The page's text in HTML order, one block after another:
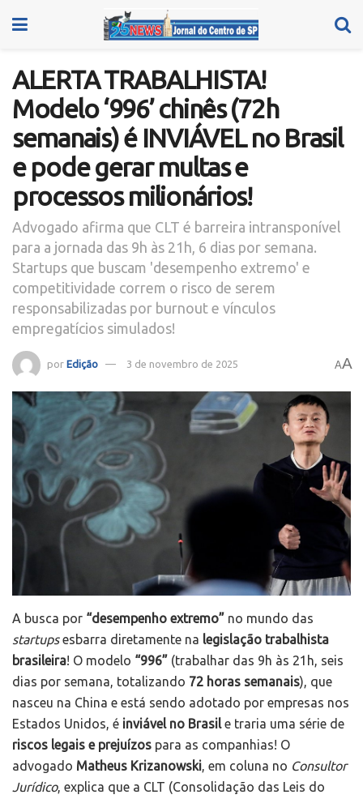
ALERTA TRABALHISTA!
Modelo ‘996’ chinês (72h
semanais) é INVIÁVEL no Brasil
e pode gerar multas e
processos milionários!
Advogado afirma que CLT é barreira intransponível
para a jornada das 9h às 21h, 6 dias por semana.
Startups que buscam 'desempenho extremo' e
competitividade correm o risco de serem
responsabilizadas por burnout e vínculos
empregatícios simulados!
por Edição 3 de novembro de 2025 AA
A busca por “desempenho extremo” no mundo das
startupsesbarra diretamente na legislação trabalhista
brasileira! O modelo “996” (trabalhar das 9h às 21h, seis
dias por semana, totalizando 72 horas semanais), que
nasceu na China e está sendo adotado por empresas nos
Estados Unidos, é inviável no Brasile traria uma série de
riscos legais e prejuízos para as companhias! O
advogado Matheus Krizanowski, em coluna no Consultor
Jurídico, explica que a CLT (Consolidação das Leis do